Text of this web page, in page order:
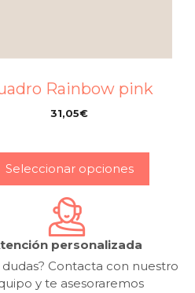
Rainbow pink
31,05€
Seleccionar opciones
personalizada
dudas? Contacta con nuestro
y te asesoraremos